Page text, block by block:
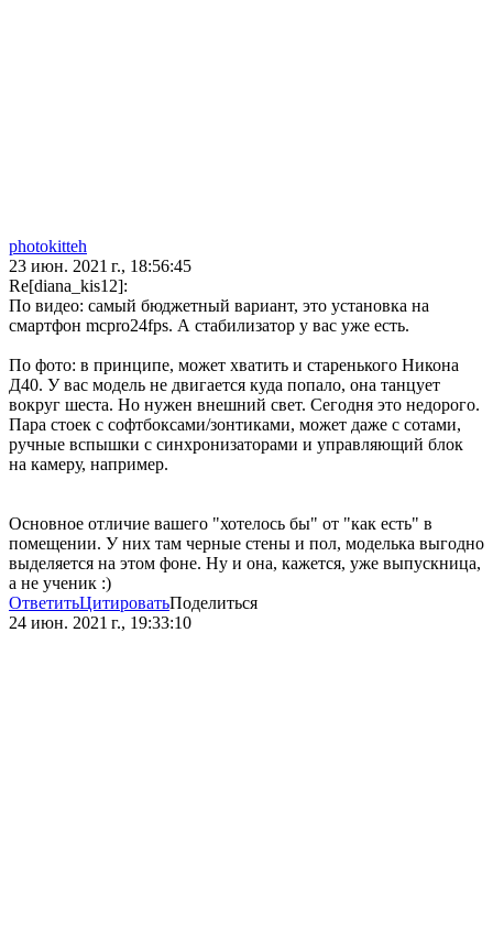
photokitteh
23 июн. 2021 г., 18:56:45
Re[diana_kis12]:
По видео: самый бюджетный вариант, это установка на
смартфон mcpro24fps. А стабилизатор у вас уже есть.
По фото: в принципе, может хватить и старенького Никона
Д40. У вас модель не двигается куда попало, она танцует
вокруг шеста. Но нужен внешний свет. Сегодня это недорого.
Пара стоек с софтбоксами/зонтиками, может даже с сотами,
ручные вспышки с синхронизаторами и управляющий блок
на камеру, например.
Основное отличие вашего "хотелось бы" от "как есть" в
помещении. У них там черные стены и пол, моделька выгодно
выделяется на этом фоне. Ну и она, кажется, уже выпускница,
а не ученик :)
ОтветитьЦитироватьПоделиться
24 июн. 2021 г., 19:33:10